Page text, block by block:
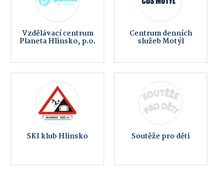
Vzdělávací centrum
Planeta Hlinsko, p.o.
Centrum denních
služeb Motýl
SKI klub Hlinsko Soutěže pro děti